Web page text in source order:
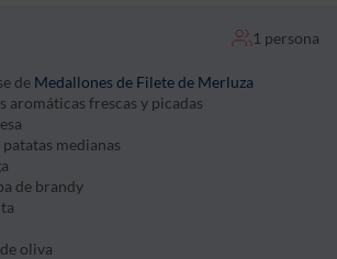
1 persona
de Medallones de Filete de Merluza
aromáticas frescas y picadas
patatas medianas
de brandy
oliva